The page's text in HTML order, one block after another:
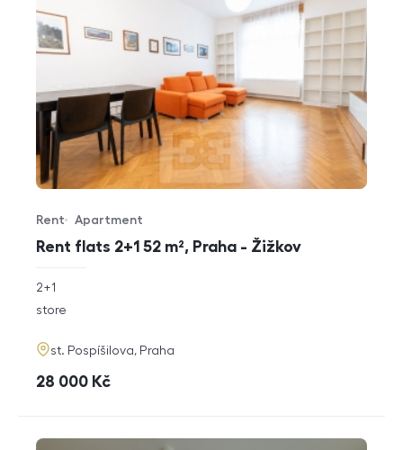
Rent flats 2+1 52 m², Praha - Žižkov
Offer type
Rent
Property type
Apartment
rozměry
2+1
funkce
store
adresa
st. Pospíšilova, Praha
cena
28 000 Kč